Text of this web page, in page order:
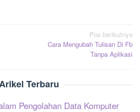
Pos berikutnya
Cara Mengubah Tulisan Di Fb
Tanpa Aplikasi
Terbaru
Pengolahan Data Komputer